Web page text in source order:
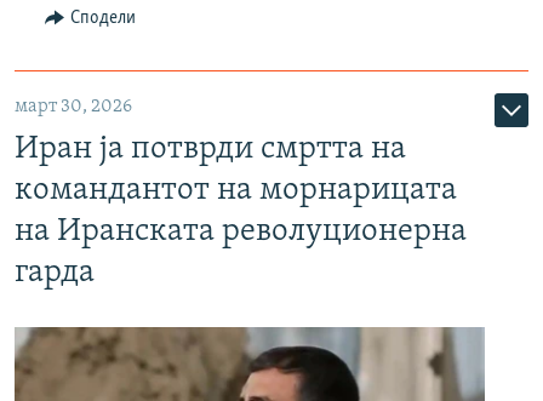
Сподели
март 30, 2026
Иран ја потврди смртта на
командантот на морнарицата
на Иранската револуционерна
гарда